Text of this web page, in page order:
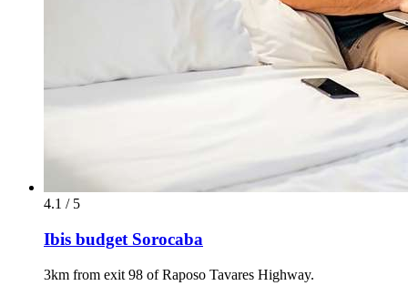
4.1 / 5
Ibis budget Sorocaba
3km from exit 98 of Raposo Tavares Highway.